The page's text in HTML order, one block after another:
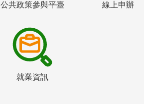
公共政策參與平臺 線上申辦
就業資訊